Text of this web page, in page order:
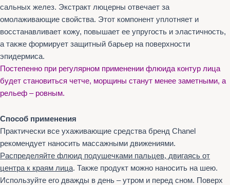
сальных желез. Экстракт люцерны отвечает за
омолаживающие свойства. Этот компонент уплотняет и
восстанавливает кожу, повышает ее упругость и эластичность,
а также формирует защитный барьер на поверхности
эпидермиса.
Постепенно при регулярном применении флюида контур лица
будет становиться четче, морщины станут менее заметными, а
рельеф – ровным.
Способ применения
Практически все ухаживающие средства бренд Chanel
рекомендует наносить массажными движениями.
Распределяйте флюид подушечками пальцев, двигаясь от
центра к краям лица. Также продукт можно наносить на шею.
Используйте его дважды в день – утром и перед сном. Поверх